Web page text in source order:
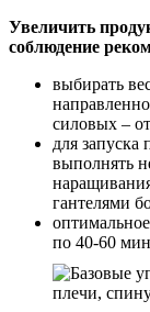
Увеличить
соблюдение
выбирать
силовых –
для запуска
выполнять
гантелями
по 40-60